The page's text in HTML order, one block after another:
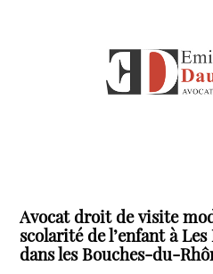
Avocat droit de visite
scolarité de l’enfant à
dans les Bouches-du-